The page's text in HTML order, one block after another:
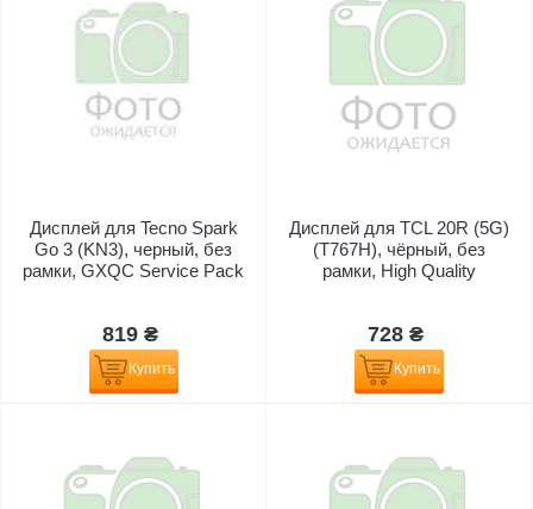
Дисплей для Tecno Spark
Go 3 (KN3), черный, без
рамки, GXQC Service Pack
819 ₴
Купить
Дисплей для TCL 20R (5G)
(T767H), чёрный, без
рамки, High Quality
728 ₴
Купить